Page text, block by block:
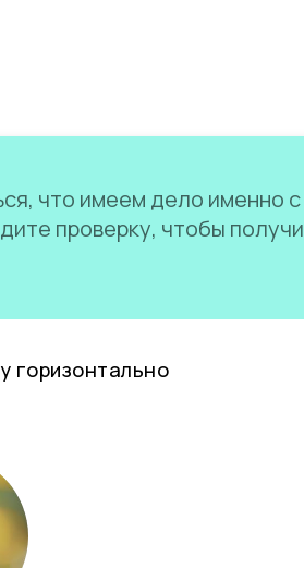
что имеем дело именно с
проверку, чтобы
горизонтально